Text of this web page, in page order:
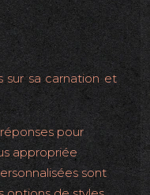
sur sa carnation et
pour
appropriée
sont